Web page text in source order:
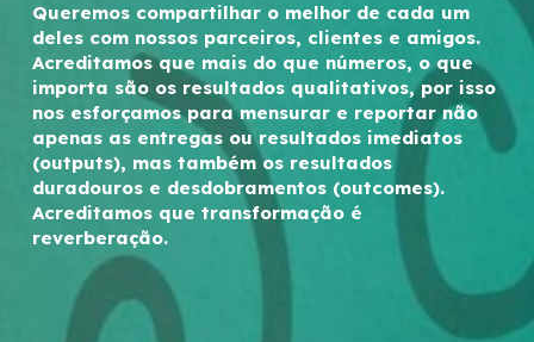
Queremos compartilhar o melhor de cada um
deles com nossos parceiros, clientes e amigos.
Acreditamos que mais do que números, o que
importa são os resultados qualitativos, por isso
nos esforçamos para mensurar e reportar não
apenas as entregas ou resultados imediatos
(outputs), mas também os resultados
duradouros e desdobramentos (outcomes).
Acreditamos que transformação é
reverberação.